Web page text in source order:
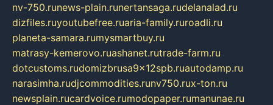
nv-750.runews-plain.runertansaga.rudelanalad.ru
dizfiles.ruyoutubefree.ruaria-family.ruroadli.ru
planeta-samara.rumysmartbuy.ru
matrasy-kemerovo.ruashanet.rutrade-farm.ru
dotcustoms.rudomizbrusa9x12spb.ruautodamp.ru
narasimha.rudjcommodities.runv750.rux-ton.ru
newsplain.rucardvoice.rumodopaper.rumanunae.ru